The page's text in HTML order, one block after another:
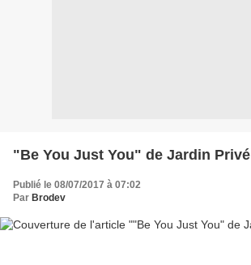
"Be You Just You" de Jardin Privé
Publié le 08/07/2017 à 07:02
Par Brodev